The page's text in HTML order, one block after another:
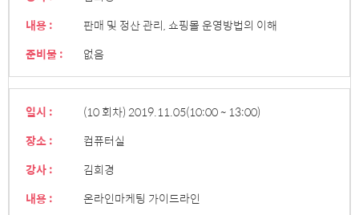
내용 :
판매 및 정산 관리, 쇼핑몰 운영방법의 이해
준비물 :
없음
일시 : (10 회차) 2019.11.05(10:00 ~ 13:00)
장소 :
컴퓨터실
강사 :
김희경
내용 :
온라인마케팅 가이드라인